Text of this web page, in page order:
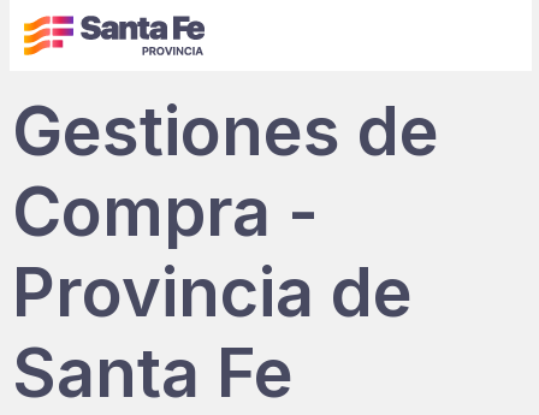
Gestiones de
Compra -
Provincia de
Santa Fe